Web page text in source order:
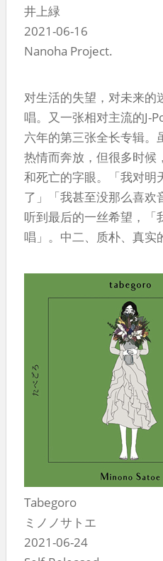
井上緑
2021-06-16
Nanoha Project.
对生活的失望，对未来的
唱。又一张相对主流的J-
六年的第三张全长专辑。
热情而奔放，但很多时候
和死亡的字眼。「我对明
了」「我甚至没那么喜欢
听到最后的一丝希望，「
唱」。中二、质朴、真实
Tabegoro
ミノノサトエ
2021-06-24